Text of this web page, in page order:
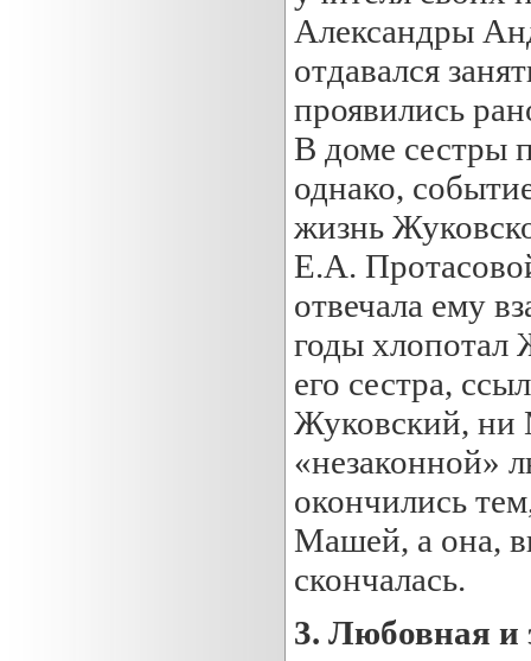
Александры
отдавался
проявились
В доме сестры
однако,
жизнь
Е.А.
отвечала ему
годы хлопотал
его сестра,
Жуковский, ни
«незаконной»
окончились
Машей, а она,
скончалась.
3. Любовная и